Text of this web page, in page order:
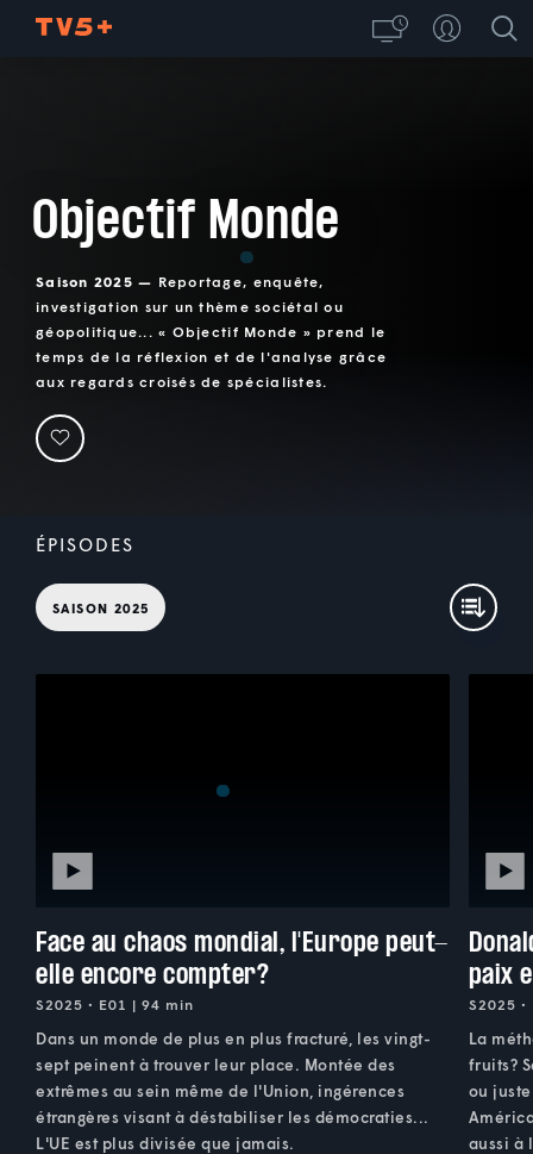
Objectif Monde
Saison 2025 — Reportage, enquête,
investigation sur un thème sociétal ou
géopolitique... « Objectif Monde » prend le
temps de la réflexion et de l'analyse grâce
aux regards croisés de spécialistes.
ÉPISODES
SAISON 2025
Face au chaos mondial, l'Europe peut-
elle encore compter?
S2025 • E01 | 94 min
Dans un monde de plus en plus fracturé, les vingt-
sept peinent à trouver leur place. Montée des
extrêmes au sein même de l'Union, ingérences
étrangères visant à déstabiliser les démocraties...
L'UE est plus divisée que jamais.
paix
S2025
La
fruits?
ou
aussi à